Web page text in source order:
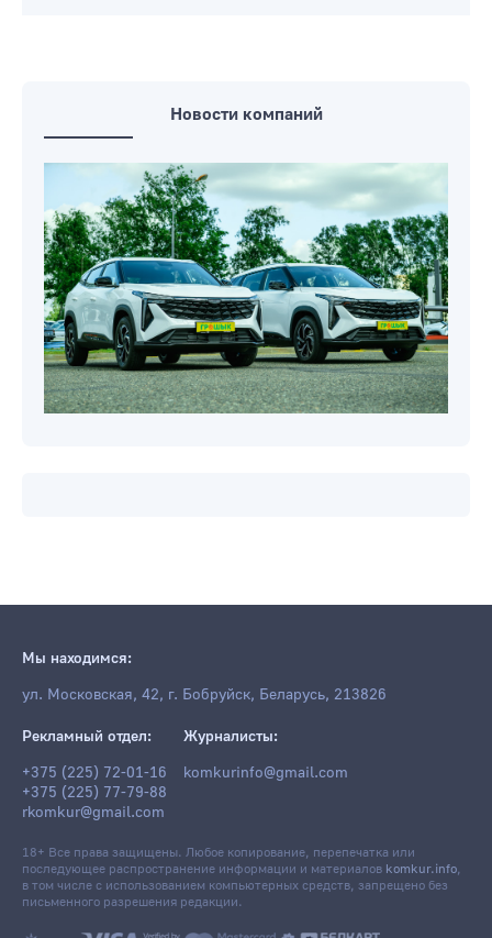
Осиповичском районе
Новости компаний
Мы находимся:
ул. Московская, 42, г. Бобруйск, Беларусь, 213826
Рекламный отдел:
Журналисты: